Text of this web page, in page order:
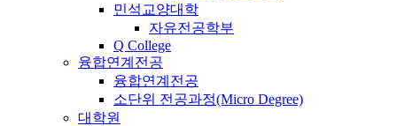
민석교양대학
자유전공학부
Q College
융합연계전공
융합연계전공
소단위 전공과정(Micro Degree)
대학원